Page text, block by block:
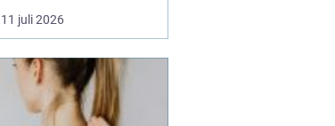
unna sig professionell
fotvård kan vara en
invånarna i Helsingborg
finns möjligheten att
njuta av fotvård som
11 juli 2026